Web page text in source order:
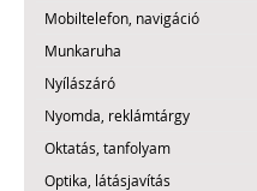
Mobiltelefon, navigáció
Munkaruha
Nyílászáró
Nyomda, reklámtárgy
Oktatás, tanfolyam
Optika, látásjavítás